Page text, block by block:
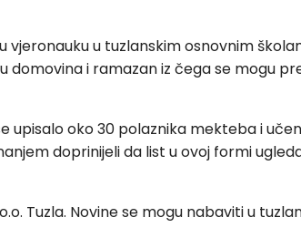
u tuzlanskim osnovnim
domovina i ramazan iz čega se mogu
upisalo oko 30 polaznika mekteba i
doprinijeli da list u ovoj formi
Tuzla. Novine se mogu nabaviti u